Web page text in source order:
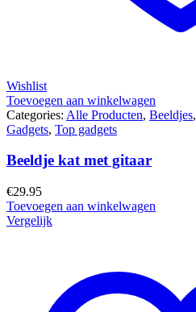
Wishlist
Toevoegen aan winkelwagen
Categories: Alle Producten, Beeldjes,
Gadgets, Top gadgets
Beeldje kat met gitaar
€29.95
Toevoegen aan winkelwagen
Vergelijk